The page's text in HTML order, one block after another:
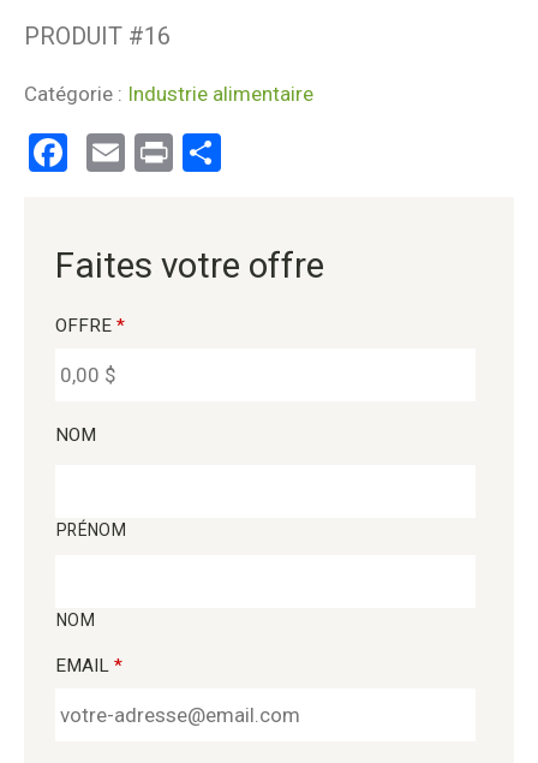
PRODUIT #16
Catégorie : Industrie alimentaire
Facebook
EmailPrint
Faites votre offre
OFFRE *
NOM
PRÉNOM
NOM
EMAIL *